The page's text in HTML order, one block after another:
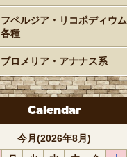
フペルジア・リコポディウム
各種
ブロメリア・アナナス系
Calendar
今月(2026年8月)